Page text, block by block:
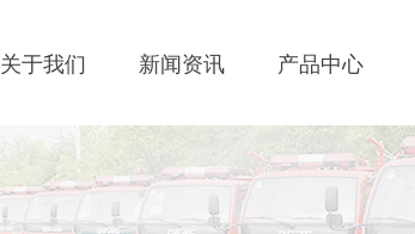
关于我们 新闻资讯 产品中心